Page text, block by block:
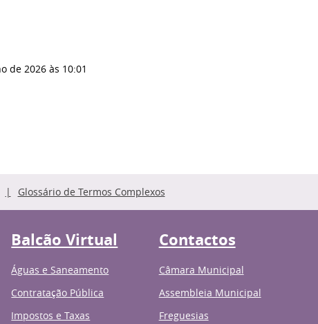
de 2026 às 10:01
Glossário de Termos Complexos
Balcão Virtual
Águas e Saneamento
Contratação Pública
Impostos e Taxas
Contactos
Câmara Municipal
Assembleia Municipal
Freguesias